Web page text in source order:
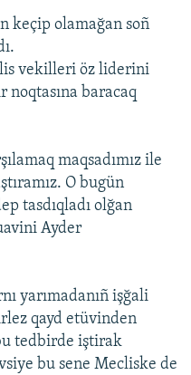
keçip olamağan soñ
vekilleri öz liderini
noqtasına baracaq
maqsadımız ile
O bugün
tasdıqladı olğan
Ayder
yarımadanıñ işğali
qayd etüvinden
tedbirde iştirak
bu sene Mecliske de